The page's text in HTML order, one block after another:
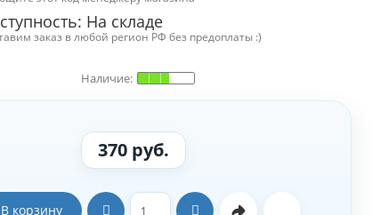
На складе
заказ в любой регион РФ без предоплаты :)
370 руб.
В корзину